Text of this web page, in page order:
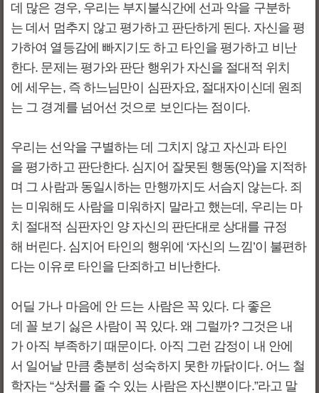
데 많은 경우, 우리는 부지불식간에 선과 악을 구분하
는 데서 멈추지 않고 평가하고 판단하게 된다. 자신을 평
가하여 열등감에 빠지기도 하고 타인을 평가하고 비난
한다. 문제는 평가와 판단 행위가 자신을 절대적 위치
에 세우는, 즉 하느님만이 심판자요, 절대자이신데 원죄
는 그 경계를 넘어선 것으로 보인다는 점이다.
우리는 선악을 구별하는 데 그치지 않고 자신과 타인
을 평가하고 판단한다. 심지어 잘못된 행동(악)을 지적하
며 그 사람과 동일시하는 만행까지도 서슴지 않는다. 죄
는 미워해도 사람을 미워하지 말라고 했는데, 우리는 마
치 절대적 심판자인 양 자신의 판단대로 상대를 규정
해 버린다. 심지어 타인의 행위에 ‘자신의 느낌’이 불편하
다는 이유로 타인을 단죄하고 비난한다.
어딜 가나 마음에 안 드는 사람은 꼭 있다. 다 좋은
데 꼴 보기 싫은 사람이 꼭 있다. 왜 그럴까? 그것은 내
가 아직 부족하기 때문이다. 아직 그런 감정이 내 안에
서 일어날 만큼 충분히 성숙하지 못한 까닭이다. 어느 철
학자는 “상처를 줄 수 있는 사람은 자신뿐이다.”라고 말